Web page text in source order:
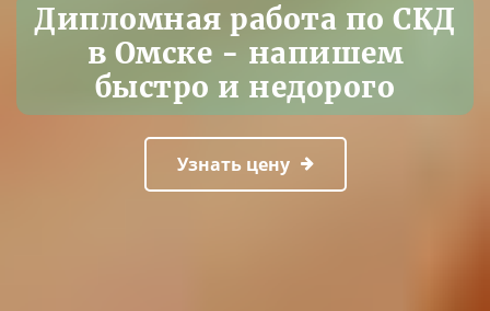
Дипломная работа по СКД
в Омске - напишем
быстро и недорого
Узнать цену